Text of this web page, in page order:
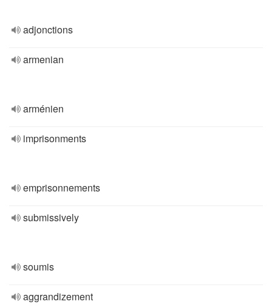
adjonctions
armenian
arménien
imprisonments
emprisonnements
submissively
soumis
aggrandizement